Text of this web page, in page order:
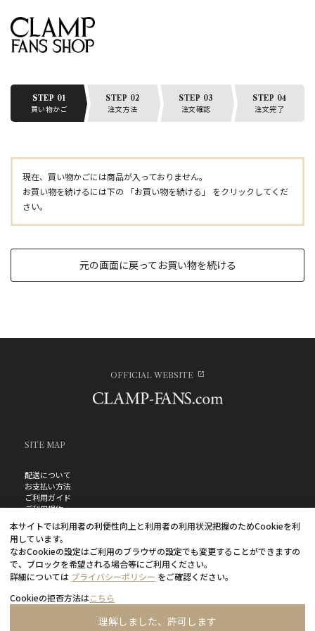
STEP 01
買い物かご
STEP 02
注文方法
STEP 03
注文確認
STEP 04
注文完了
現在、買い物かごには商品が入っておりません。
お買い物を続けるには下の 「お買い物を続ける」 をクリックしてくだ
さい。
元の画面に戻ってお買い物を続ける
OFFICIAL WEBSITE
SITE MAP
配送について
お支払い方法
ご利用ガイド
ご利用規約
プライバシーポリシー
よくあるご質問
特定商取引法に基づく表記
©CLAMP・ShigatsuTsuitachi CO.,LTD.
本サイトでは利用者の利便性向上と利用者の利用状況把握のためCookieを利
用しています。
なおCookieの設定はご利用のブラウザの設定でも変更することができますの
で、ブロックを希望される場合等にご利用ください。
詳細については プライバシーポリシー をご確認ください。
Cookieの拒否方法はこちら
理解しました、許可します